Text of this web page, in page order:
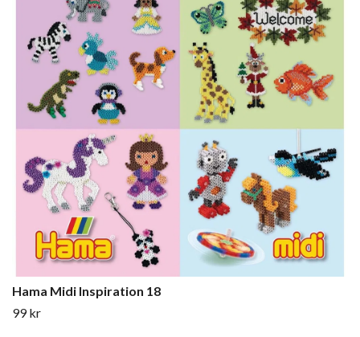
Hama Midi Inspiration 18
99 kr